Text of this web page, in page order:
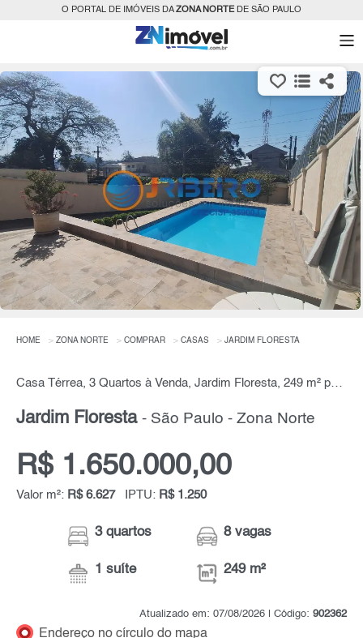
O PORTAL DE IMÓVEIS DAZONA NORTEDE SÃO PAULO
HOME ZONA NORTE COMPRAR CASAS JARDIM FLORESTA
Casa Térrea, 3 Quartos à Venda, Jardim Floresta, 249 m² por R$ 1.650.000,00
Jardim Floresta - São Paulo - Zona Norte
R$ 1.650.000,00
Valor m²: R$ 6.627 IPTU: R$ 1.250
3 quartos
1 suíte
8 vagas
249 m²
Atualizado em: 07/08/2026 | Código: 902362
Endereço no círculo do mapa